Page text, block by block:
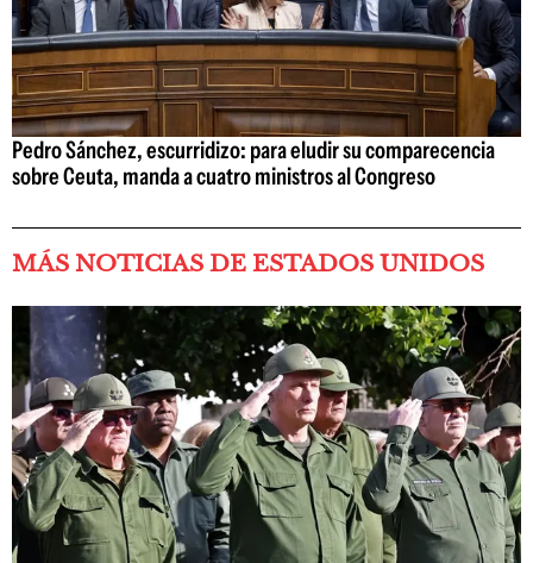
Pedro Sánchez, escurridizo: para eludir su comparecencia
sobre Ceuta, manda a cuatro ministros al Congreso
MÁS NOTICIAS DE ESTADOS UNIDOS